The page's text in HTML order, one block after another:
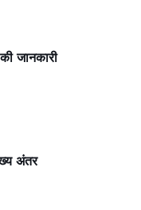
जानकारी
अंतर